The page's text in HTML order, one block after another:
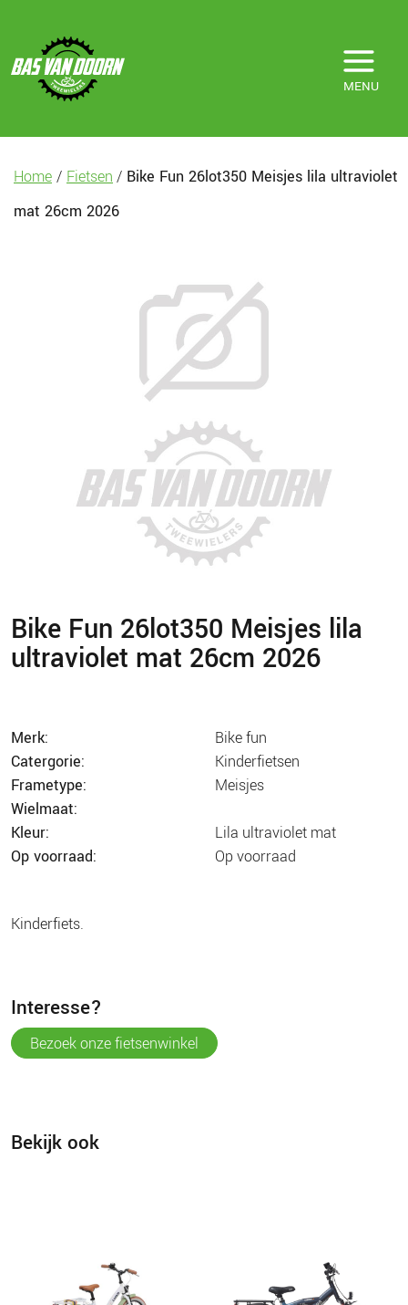
MENU
Home / Fietsen / Bike Fun 26lot350 Meisjes lila ultraviolet
mat 26cm 2026
Bike Fun 26lot350 Meisjes lila
ultraviolet mat 26cm 2026
merk:
bike fun
catergorie:
kinderfietsen
frametype:
meisjes
wielmaat:
kleur:
lila ultraviolet mat
op voorraad:
op voorraad
kinderfiets.
interesse?
bezoek onze fietsenwinkel
Bekijk ook